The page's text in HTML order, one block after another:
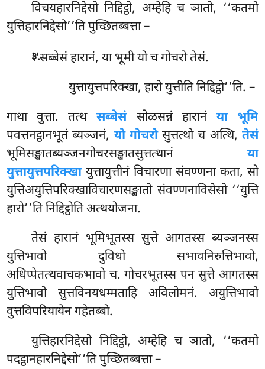
विचयहारनिद्देसो निद्दिट्ठो, अम्हेहि च ञातो, ‘‘कतमो
युत्तिहारनिद्देसो’’ति पुच्छितब्बत्ता –
३.
‘‘सब्बेसंहारानं, या भूमी यो च गोचरो तेसं.
युत्तायुत्तपरिक्खा, हारो युत्तीति निद्दिट्ठो’’ति. –
गाथा वुत्ता. तत्थसब्बेसंसोळसन्नं हारानं या भूमि
पवत्तनट्ठानभूतं ब्यञ्जनं, यो गोचरोसुत्तत्थो च अत्थि, तेसं
भूमिसङ्खातब्यञ्जनगोचरसङ्खातसुत्तत्थानं या
युत्तायुत्तपरिक्खायुत्तायुत्तीनं विचारणा संवण्णना कता, सो
युत्तिअयुत्तिपरिक्खाविचारणसङ्खातो संवण्णनाविसेसो ‘‘युत्ति
हारो’’ति निद्दिट्ठोति अत्थयोजना.
तेसं हारानं भूमिभूतस्स सुत्ते आगतस्स ब्यञ्जनस्स
युत्तिभावो दुविधो सभावनिरुत्तिभावो,
अधिप्पेतत्थवाचकभावो च. गोचरभूतस्स पन सुत्ते आगतस्स
युत्तिभावो सुत्तविनयधम्मताहि अविलोमनं. अयुत्तिभावो
वुत्तविपरियायेन गहेतब्बो.
युत्तिहारनिद्देसो निद्दिट्ठो, अम्हेहि च ञातो, ‘‘कतमो
पदट्ठानहारनिद्देसो’’ति पुच्छितब्बत्ता –